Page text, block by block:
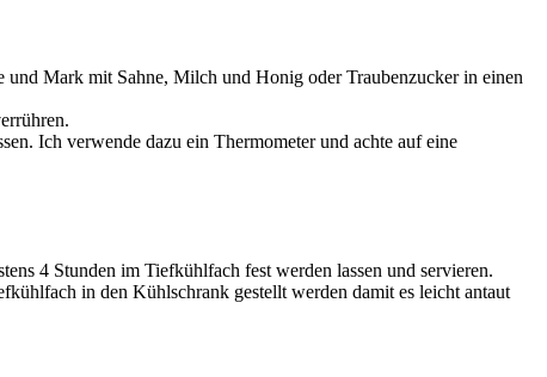
und Mark mit Sahne, Milch und Honig oder Traubenzucker in einen
Ich verwende dazu ein Thermometer und achte auf eine
4 Stunden im Tiefkühlfach fest werden lassen und servieren.
in den Kühlschrank gestellt werden damit es leicht antaut